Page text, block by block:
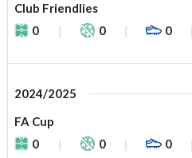
Club Friendlies
0
0 0
2024/2025
FA Cup
0
0 0